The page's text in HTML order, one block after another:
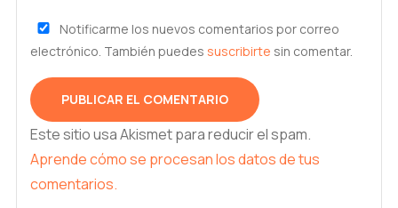
Notificarme los nuevos comentarios por correo
electrónico. También puedes suscribirte sin comentar.
Este sitio usa Akismet para reducir el spam.
Aprende cómo se procesan los datos de tus
comentarios.